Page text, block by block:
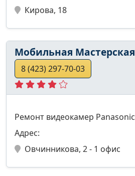
Кирова, 18
Мобильная Мастерская
8 (423) 297-70-03
Ремонт видеокамер Panasonic
Адрес:
Овчинникова, 2 - 1 офис